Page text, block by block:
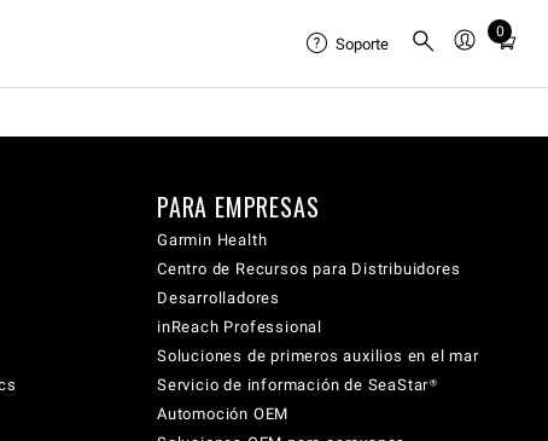
Soporte
0
Total
cart:
PARA EMPRESAS
Garmin Health
Centro de Recursos para Distribuidores
Desarrolladores
inReach Professional
Soluciones de primeros auxilios en el mar
Servicio de información de SeaStar®
Automoción OEM